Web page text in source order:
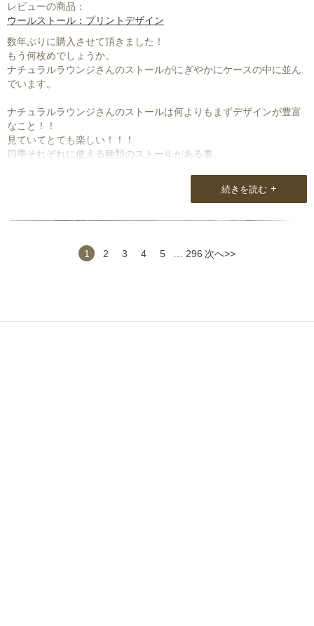
レビューの商品：
ウールストール：プリントデザイン
数年ぶりに購入させて頂きました！
もう何枚めでしょうか。
ナチュラルラウンジさんのストールがにぎやかにケースの中に並ん
でいます。
ナチュラルラウンジさんのストールは何よりもまずデザインが豊富
なこと！！
見ていてとても楽しい！！！
四季それぞれに使える種類のストールがある事。
もう何年もお世話になっていますがいつも丁寧で確実です。
続きを読む +
1 2 3 4 5 296 次へ>>